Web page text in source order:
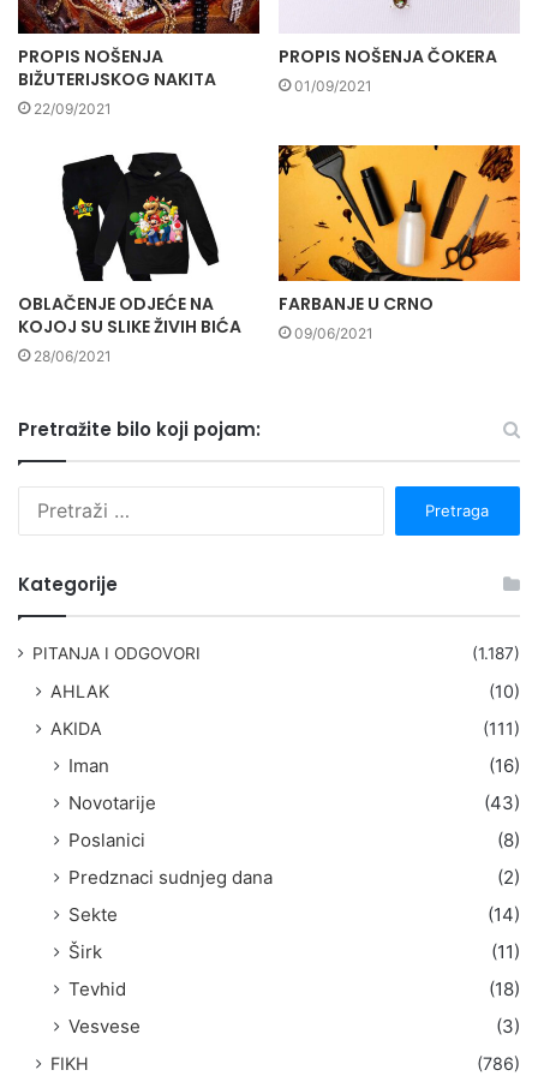
PROPIS NOŠENJA
BIŽUTERIJSKOG NAKITA
22/09/2021
PROPIS NOŠENJA ČOKERA
01/09/2021
OBLAČENJE ODJEĆE NA
KOJOJ SU SLIKE ŽIVIH BIĆA
28/06/2021
FARBANJE U CRNO
09/06/2021
Pretražite bilo koji pojam:
Kategorije
PITANJA I ODGOVORI (1.187)
AHLAK
(10)
AKIDA
(111)
Iman
(16)
Novotarije
(43)
Poslanici
(8)
Predznaci sudnjeg dana
(2)
Sekte
(14)
Širk
(11)
Tevhid
(18)
Vesvese
(3)
FIKH (786)